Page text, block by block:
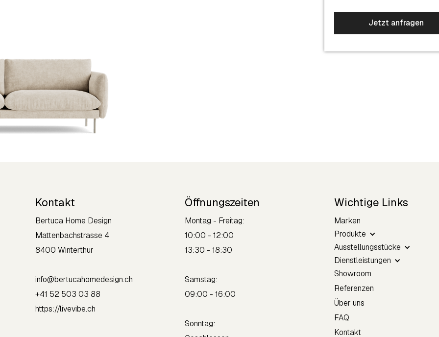
Kontakt
Bertuca Home Design
Mattenbachstrasse 4
8400 Winterthur
info@bertucahomedesign.ch
+41 52 503 03 88
https://livevibe.ch
Öffnungszeiten
Montag - Freitag:
10:00 - 12:00
13:30 - 18:30
Samstag:
09:00 - 16:00
Sonntag:
Wichtige Links
Marken
Produkte
Ausstellungsstücke
Dienstleistungen
Showroom
Referenzen
Über uns
FAQ
Kontakt